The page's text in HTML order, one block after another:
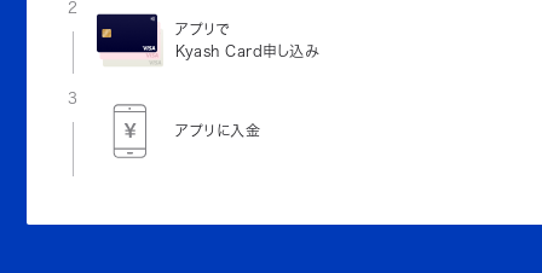
2
アプリで
Kyash Card申し込み
3
アプリに入金